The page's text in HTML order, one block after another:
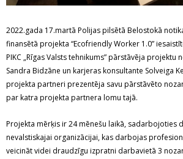
2022.gada 17.martā Polijas pilsētā Belostokā
finansētā projekta “Ecofriendly Worker 1.0”
PIKC „Rīgas Valsts tehnikums” pārstāvēja projektu
Sandra Bidzāne un karjeras konsultante Solveiga
projekta partneri prezentēja savu pārstāvēto
par katra projekta partnera lomu tajā.
Projekta mērķis ir 24 mēnešu laikā, sadarbojoties
nevalstiskajai organizācijai, kas darbojas
veicināt videi draudzīgu izpratni darbavietā 3